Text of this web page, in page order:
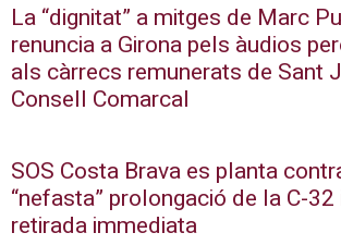
La “dignitat” a mitges de Marc
renuncia a Girona pels àudios
als càrrecs remunerats de Sant
Consell Comarcal
SOS Costa Brava es planta
“nefasta” prolongació de la C-32
retirada immediata